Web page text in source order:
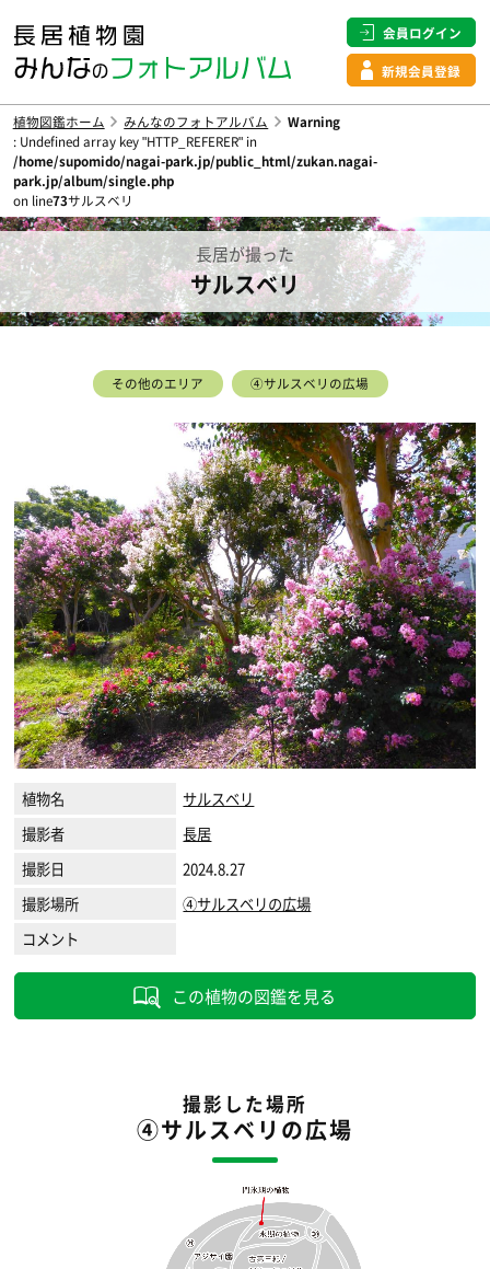
会員ログイン
新規会員登録
植物図鑑ホーム みんなのフォトアルバム
Warning
: Undefined array key "HTTP_REFERER" in
/home/supomido/nagai-park.jp/public_html/zukan.nagai-
park.jp/album/single.php
on line73サルスベリ
長居が撮った
サルスベリ
その他のエリア ④サルスベリの広場
植物名
サルスベリ
撮影者
長居
撮影日
2024.8.27
撮影場所
④サルスベリの広場
コメント
この植物の図鑑を見る
撮影した場所
④サルスベリの広場